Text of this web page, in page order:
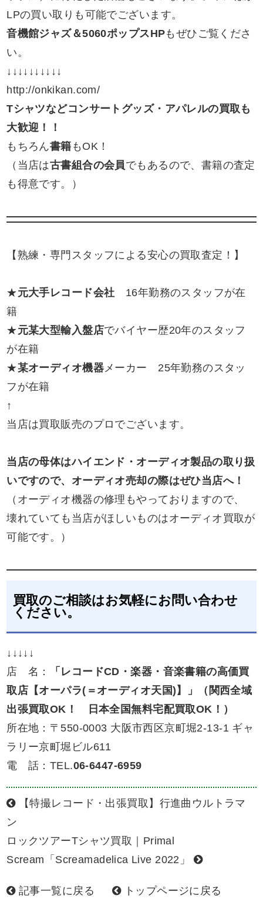
LPの買い取りも可能でございます。
音機館ジャズ＆5060ポップスHPもぜひご覧くださ
い。
↓↓↓↓↓↓↓↓↓↓
http://onkikan.com/
Tシャツなどコンサートグッズ・アパレルの買取も
大歓迎！！
もちろん書籍 もOK！
（当店は古書組合の会員でもあるので、書籍の査定
も得意です。）
【熟練・専門スタッフによる安心の買取査定！】
★元大手レコード会社 16年勤務のスタッフが在
籍
★元某大型輸入盤店でバイヤー歴20年のスタッフ
が在籍
★某オーディオ機器メーカー 25年勤務のスタッ
フが在籍
↑
当店は買取販売のプロでございます。
当店の母体はハイエンド・オーディオ製品の取り扱
いですので、オーディオ売却の際はぜひ当店へ！
（オーディオ機器の修理もやっておりますので、
壊れていても当店がほしいものはオーディオ買取が
可能です。）
買取のご相談はお気軽にお問い合わせ
ください。
↓↓↓↓↓
店 名：
「レコードCD・楽器・音楽書籍の高価買
取店【オーパラ(＝オーディオ天国)】」（関西全域
出張買取OK！ 日本全国無料宅配買取OK！）
所在地：〒550-0003 大阪市西区京町堀2-13-1 ギャ
ラリー京町堀ビル611
電 話：TEL.06-6447-6959
【特撮レコード・出張買取】行進曲ウルトラマ
ン
ロックツアーTシャツ買取｜Primal
Scream「Screamadelica Live 2022」
記事一覧に戻る トップページに戻る